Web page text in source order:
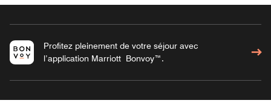
Profitez pleinement de votre séjour avec
l’application Marriott Bonvoy™.